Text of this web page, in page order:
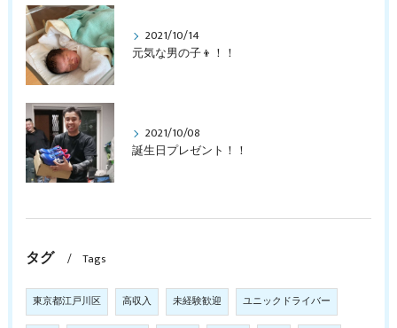
2021/10/14
元気な男の子👦！！
2021/10/08
誕生日プレゼント！！
タグ Tags
東京都江戸川区 高収入 未経験歓迎 ユニックドライバー